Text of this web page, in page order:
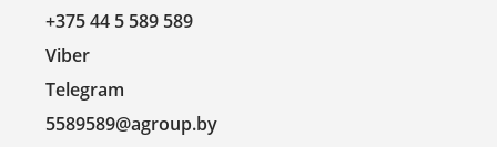
+375 44 5 589 589
Viber
Telegram
5589589@agroup.by